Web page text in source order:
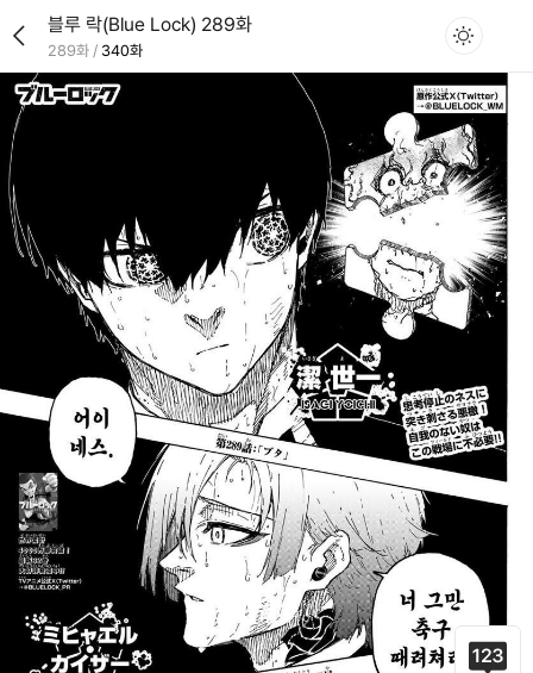
블루 락(Blue Lock) 289화
289화 / 340화